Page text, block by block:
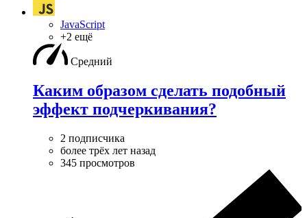
JavaScript
+2 ещё
Средний
Каким образом сделать подобный
эффект подчеркивания?
2 подписчика
более трёх лет назад
345 просмотров